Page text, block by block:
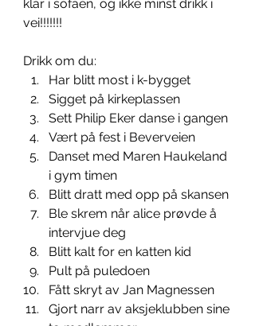
klar i sofaen, og ikke minst drikk i
vei!!!!!!!
Drikk om du:
Har blitt most i k-bygget
Sigget på kirkeplassen
Sett Philip Eker danse i gangen
Vært på fest i Beverveien
Danset med Maren Haukeland
i gym timen
Blitt dratt med opp på skansen
Ble skrem når alice prøvde å
intervjue deg
Blitt kalt for en katten kid
Pult på puledoen
Fått skryt av Jan Magnessen
Gjort narr av aksjeklubben sine